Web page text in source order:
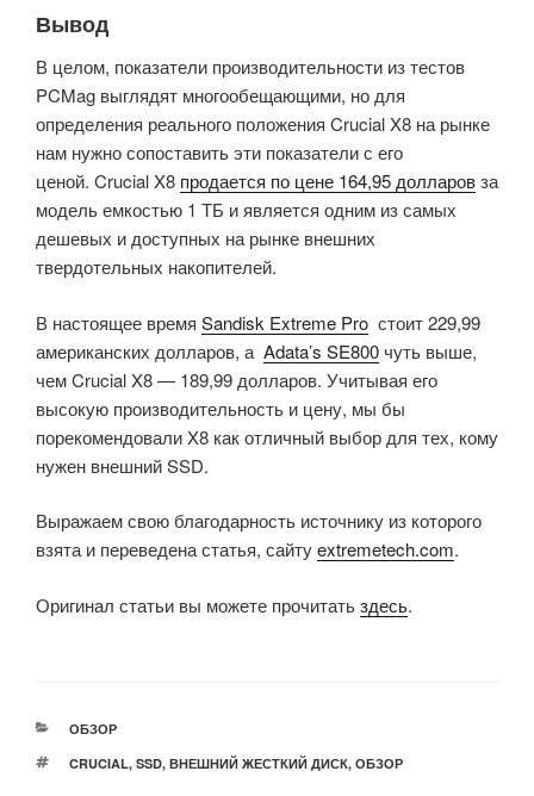
Вывод
В целом, показатели производительности из тестов
PCMag выглядят многообещающими, но для
определения реального положения Crucial X8 на рынке
нам нужно сопоставить эти показатели с его
ценой. Crucial X8 продается по цене 164,95 долларовза
модель емкостью 1 ТБ и является одним из самых
дешевых и доступных на рынке внешних
твердотельных накопителей.
В настоящее время Sandisk Extreme Pro стоит 229,99
американских долларов, а Adata’s SE800 чуть выше,
чем Crucial X8 — 189,99 долларов. Учитывая его
высокую производительность и цену, мы бы
порекомендовали X8 как отличный выбор для тех, кому
нужен внешний SSD.
Выражаем свою благодарность источнику из которого
взята и переведена статья, сайтуextremetech.com.
Оригинал статьи вы можете прочитатьздесь.
РУБРИКИ
ОБЗОР
МЕТКИ
CRUCIAL, SSD, ВНЕШНИЙ ЖЕСТКИЙ ДИСК, ОБЗОР